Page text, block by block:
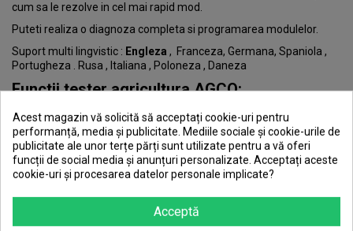
cum sa le rezolve in cel mai rapid mod.
Puteti realiza o diagnoza completa si programarea modulelor.
Suport multi lingvistic : Engleza , Franceza, Germana, Spaniola ,
Portugheza . Rusa , Italiana , Poloneza , Daneza
Functii tester agricultura AGCO:
Citire / stergere coduri eroare
Citire date in timp real
Calibrare injectoare
Emisii CO2
Citire temperatura motor
Test actuatori
Test compresi motor
SCR
Acest magazin vă solicită să acceptați cookie-uri pentru
performanță, media și publicitate. Mediile sociale și cookie-urile de
publicitate ale unor terțe părți sunt utilizate pentru a vă oferi
funcții de social media și anunțuri personalizate. Acceptați aceste
cookie-uri și procesarea datelor personale implicate?
Acceptă